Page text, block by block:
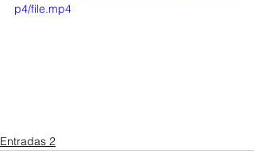
p4/file.mp4
Entradas 2